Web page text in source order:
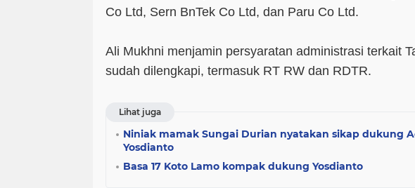
Co Ltd, Sern BnTek Co Ltd, dan Paru Co Ltd.
Ali Mukhni menjamin persyaratan administrasi terkait
sudah dilengkapi, termasuk RT RW dan RDTR.
Lihat juga
Niniak mamak Sungai Durian nyatakan sikap dukung
Yosdianto
Basa 17 Koto Lamo kompak dukung Yosdianto